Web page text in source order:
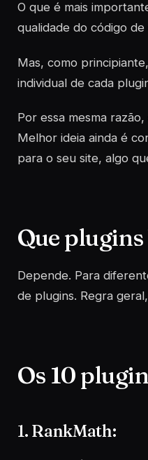
O que é mais
qualidade do código de
Mas, como
individual de cada
Por essa mesma
Melhor ideia ainda é
para o seu site, algo
Que
Depende. Para
de plugins. Regra
Os 10
1. RankMath: